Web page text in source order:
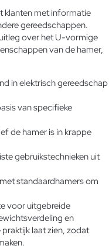
klanten met informatie
gereedschappen.
over het U-vormige
van de hamer,
in elektrisch gereedschap
van specifieke
de hamer is in krappe
gebruikstechnieken uit
standaardhamers om
voor uitgebreide
en
laat zien, zodat